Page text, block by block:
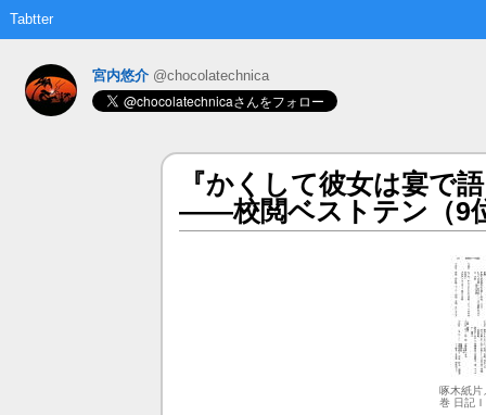
Tabtter
宮内悠介 @chocolatechnica
『かくして彼女は宴で
――校閲ベストテン（9
啄木紙片
巻 日記